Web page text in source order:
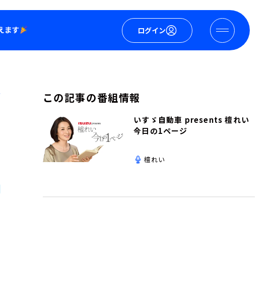
ログイン
この記事の番組情報
いすゞ自動車 presents 檀れい
今日の1ページ
檀れい